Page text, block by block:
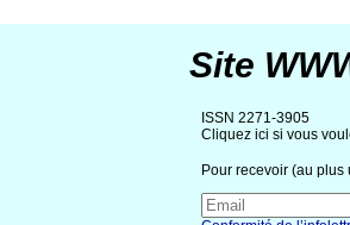
Site
ISSN 2271-3905
Cliquez ici si vous
Pour recevoir (au